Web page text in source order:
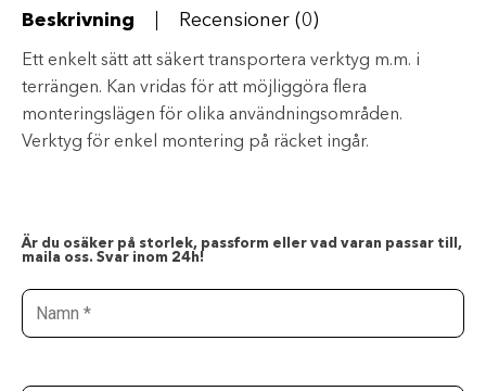
Beskrivning Recensioner (0)
Ett enkelt sätt att säkert transportera verktyg m.m. i
terrängen. Kan vridas för att möjliggöra flera
monteringslägen för olika användningsområden.
Verktyg för enkel montering på räcket ingår.
Är du osäker på storlek, passform eller vad varan passar till,
maila oss. Svar inom 24h!